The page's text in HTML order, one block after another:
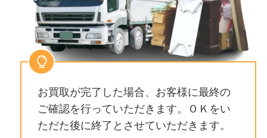
お買取が完了した場合、お客様に最終の
ご確認を行っていただきます。ＯＫをい
ただた後に終了とさせていただきます。